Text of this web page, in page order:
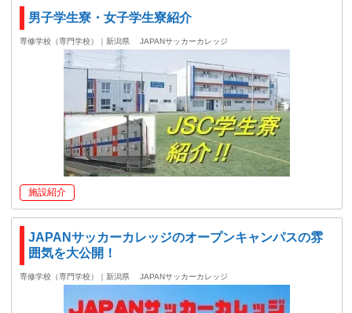
男子学生寮・女子学生寮紹介
専修学校（専門学校）｜新潟県 JAPANサッカーカレッジ
施設紹介
JAPANサッカーカレッジのオープンキャンパスの雰
囲気を大公開！
専修学校（専門学校）｜新潟県 JAPANサッカーカレッジ